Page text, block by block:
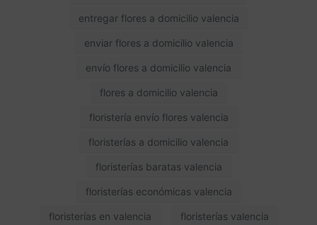
entregar flores a domicilio valencia
enviar flores a domicilio valencia
envío flores a domicilio valencia
flores a domicilio valencia
floristería envío flores valencia
floristerías a domicilio valencia
floristerías baratas valencia
floristerías económicas valencia
floristerías en valencia floristerías valencia